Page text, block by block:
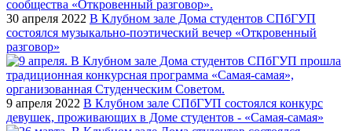
30 апреля 2022 В Клубном зале Дома студентов СПбГУП
состоялся музыкально-поэтический вечер «Откровенный
разговор»
9 апреля 2022 В Клубном зале СПбГУП состоялся конкурс
девушек, проживающих в Доме студентов - «Самая-самая»